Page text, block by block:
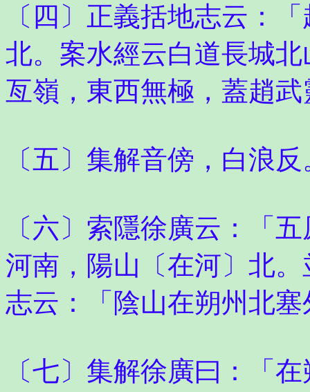
〔四〕正義括地志云：
北。案水經云白道長城
亙嶺，東西無極，蓋趙
〔五〕集解音傍，白浪反
〔六〕索隱徐廣云：「
河南，陽山〔在河〕北
志云：「陰山在朔州北
〔七〕集解徐廣曰：「